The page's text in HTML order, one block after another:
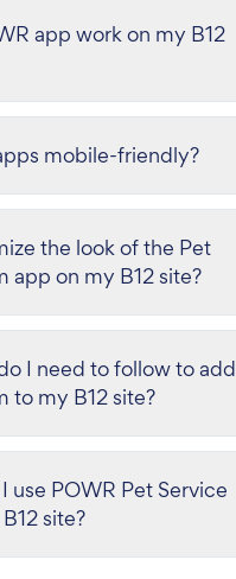
app work on my B12
mobile-friendly?
the look of the Pet
app on my B12 site?
I need to follow to
to my B12 site?
use POWR Pet Service
site?